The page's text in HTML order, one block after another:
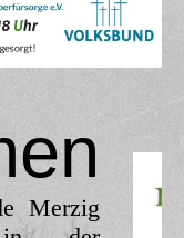
Merzig